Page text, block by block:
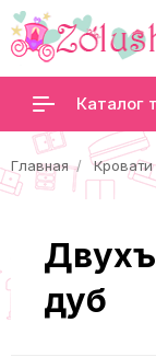
Каталог
Главная Кровати
дуб